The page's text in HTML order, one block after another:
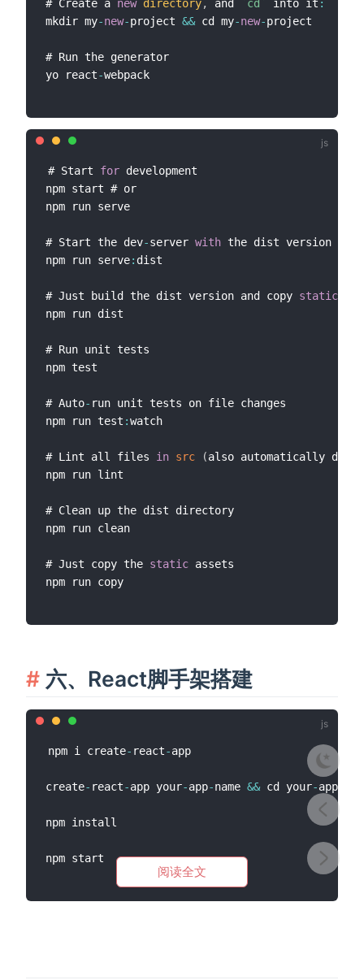
# Create a new directory, and ` cd ` into it :
mkdir my-new-project && cd my-new-project
# Run the generator
yo react-
# Start for development
npm start # or
npm run serve
# Start the dev-server with the dist version
npm run serve: dist
# Just build the dist version and copy static
npm run dist
# Run unit tests
npm test
# Auto- run unit tests on file changes
npm run test :watch
# Lint all files in src (also automatically done
npm run lint
# Clean up the dist directory
npm run clean
# Just copy the static assets
六、React脚手架搭建
npm i create- react-app
create- react-app your-app-name && cd your-app
npm install
阅读全文